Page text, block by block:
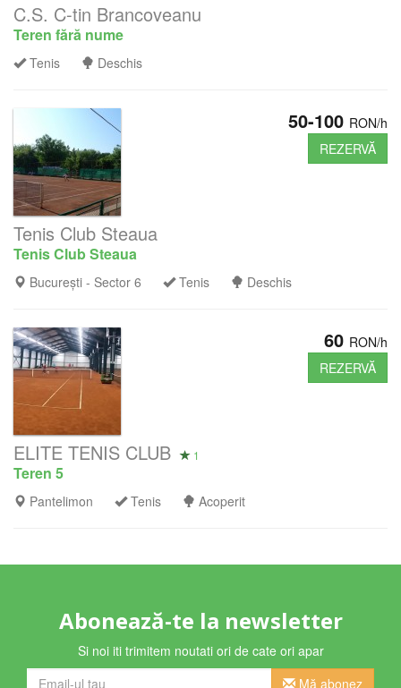
C.S. C-tin Brancoveanu
Teren fără nume
Tenis Deschis
50-100 RON/h
REZERVĂ
Tenis Club Steaua
Tenis Club Steaua
București - Sector 6 Tenis Deschis
60 RON/h
REZERVĂ
ELITE TENIS CLUB 1
Teren 5
Pantelimon Tenis Acoperit
Abonează-te la newsletter
Si noi iti trimitem noutati ori de cate ori apar
Mă abonez